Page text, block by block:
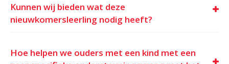
Kunnen wij bieden wat deze
nieuwkomersleerling nodig heeft?
Hoe helpen we ouders met een kind met een